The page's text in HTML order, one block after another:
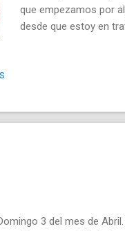
que empezamos por
desde que estoy en
3 del mes de